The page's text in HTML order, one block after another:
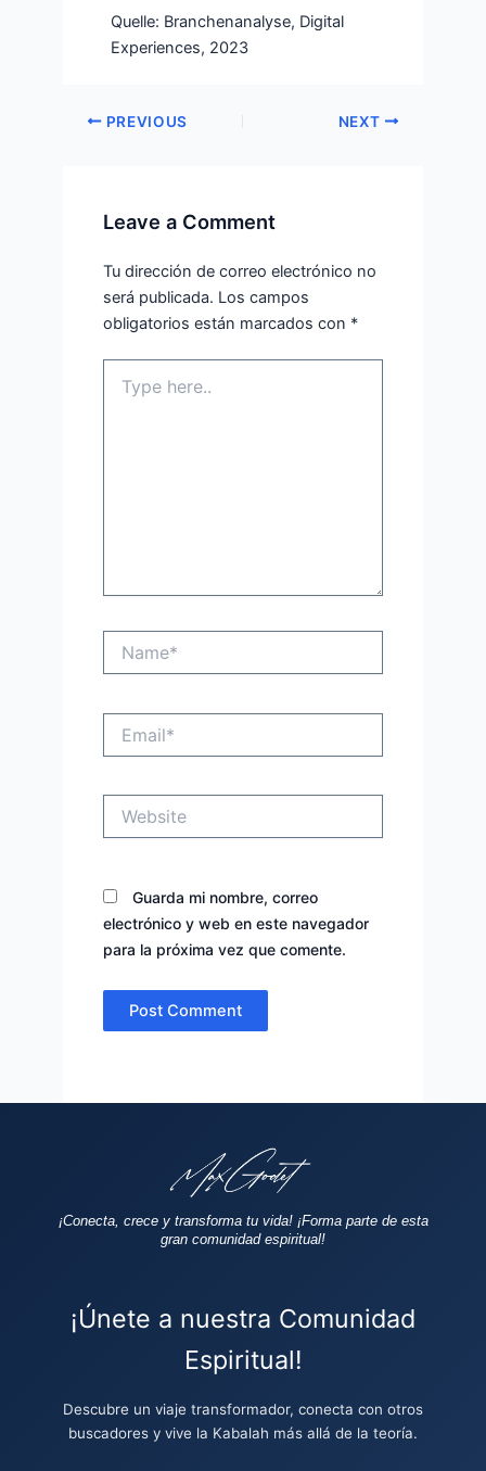
Quelle: Branchenanalyse, Digital
Experiences, 2023
PREVIOUS NEXT
Leave a Comment
Tu dirección de correo electrónico no
será publicada. Los campos
obligatorios están marcados con *
here..
Guarda mi nombre, correo
electrónico y web en este navegador
para la próxima vez que comente.
¡Conecta, crece y transforma tu vida! ¡Forma parte de esta
gran comunidad espiritual!
¡Únete a nuestra Comunidad
Espiritual!
Descubre un viaje transformador, conecta con otros
buscadores y vive la Kabalah más allá de la teoría.